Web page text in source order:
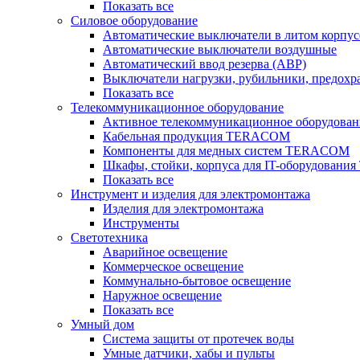
Показать все
Силовое оборудование
Автоматические выключатели в литом
Автоматические выключатели воздушные
Автоматический ввод резерва (АВР)
Выключатели нагрузки, рубильники,
Показать все
Телекоммуникационное оборудование
Активное телекоммуникационное
Кабельная продукция TERACOM
Компоненты для медных систем TERACOM
Шкафы, стойки, корпуса для IT-
Показать все
Инструмент и изделия для электромонтажа
Изделия для электромонтажа
Инструменты
Светотехника
Аварийное освещение
Коммерческое освещение
Коммунально-бытовое освещение
Наружное освещение
Показать все
Умный дом
Система защиты от протечек воды
Умные датчики, хабы и пульты